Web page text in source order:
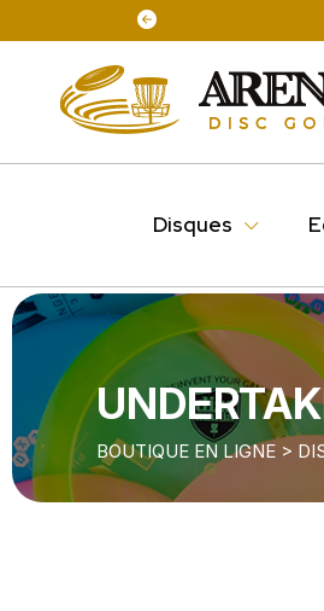
Disques
BOUTIQUE EN LIGNE >